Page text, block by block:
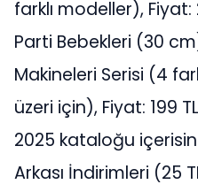
farklı modeller), Fiyat:
Parti Bebekleri (30
Makineleri Serisi (4
üzeri için), Fiyat: 199
2025 kataloğu
Arkası İndirimleri (25